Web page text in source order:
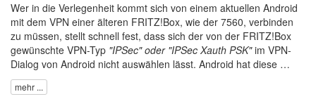
Wer in die Verlegenheit kommt sich von einem aktuellen Android
mit dem VPN einer älteren FRITZ!Box, wie der 7560, verbinden
zu müssen, stellt schnell fest, dass sich der von der FRITZ!Box
gewünschte VPN-Typ "IPSec" oder "IPSec Xauth PSK"im VPN-
Dialog von Android nicht auswählen lässt. Android hat diese …
mehr ...